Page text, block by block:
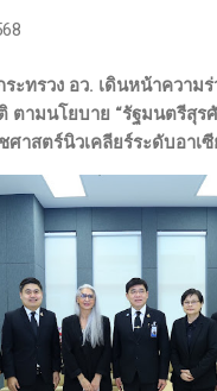
ะทรวง อว. เดินหน้าความ
ตามนโยบาย “รัฐมนตรีสุร
ศาสตร์นิวเคลียร์ระดับอาเ